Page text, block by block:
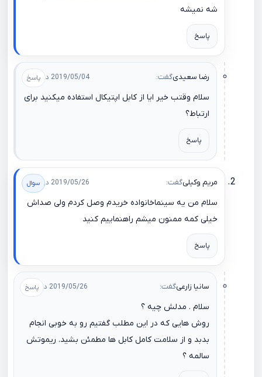
شه نمیشه
پاسخ
رضا سعیدیگفت: 2019/05/04 در 15:04
سلام وقتب خیر ایا از کابل اپتیکال استفاده میکنید برای
ارتباط؟
پاسخ
مریم وکیلیگفت: 2019/05/26 در 00:18
سلام من یه سینماخانواده خریدم وصل کردم ولی صداش
خیلی کمه ممنون میشم راهنماییم کنید
پاسخ
سانیا زارعیگفت: 2019/05/26 در 08:18
سلام . مدلش چیه ؟
روش هایی که در این مطلب گفتیم رو به خوبی انجام
بدبد و از سلامت کامل کابل ها مطمئن بشید. ریموتش
سالمه ؟